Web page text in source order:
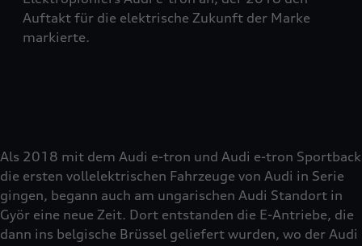
Auftakt für die elektrische Zukunft der Marke
markierte.
Als 2018 mit dem Audi e-tron und Audi e-tron Sportback
die ersten vollelektrischen Fahrzeuge von Audi in Serie
gingen, begann auch am ungarischen Audi Standort in
Györ eine neue Zeit. Dort entstanden die E-Antriebe, die
dann ins belgische Brüssel geliefert wurden, wo der Audi